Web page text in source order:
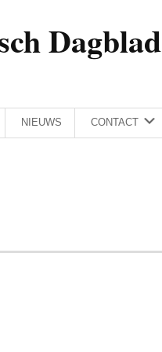
Dagblad
NIEUWS CONTACT